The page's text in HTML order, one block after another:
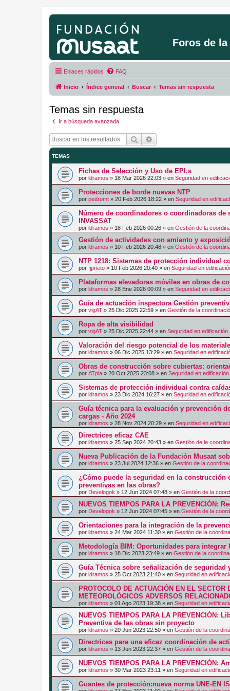
Foros de
Enlaces rápidos FAQ
Inicio Índice general Buscar Temas sin respuesta
Temas sin respuesta
Ir a búsqueda avanzada
Buscar
TEMAS
Fichas de Selección y Uso de EPI.s
por ldramos » 18 Mar 2026 22:03 » en Seguridad en
Protecciones de borde nuevas NTP
por pedromt » 20 Feb 2026 18:22 » en Seguridad en
Número de coordinadores o coordinadoras
INVASSAT
por ldramos » 18 Feb 2026 00:26 » en Gestión de la
Gestión de actividades con amianto y
por ldramos » 10 Feb 2026 20:48 » en Gestión de la
NTP 1218: Sistemas de protección individual
por fjprieto » 10 Feb 2026 20:40 » en Seguridad en
Plataformas elevadoras móviles en obras de
por ldramos » 28 Ene 2026 00:09 » en Seguridad en
Guía de actuación inspectora Gestión
por vigAT » 25 Dic 2025 22:59 » en Gestión de la
Ropa de alta visibilidad
por vigAT » 25 Dic 2025 22:44 » en Seguridad en edificación
Valoración del riesgo potencial de los
por ldramos » 06 Dic 2025 13:29 » en Seguridad en
Obras de construcción sobre cubiertas:
por ATpla » 20 Oct 2025 23:08 » en Seguridad en edificación
Sistemas de protección individual contra
por ldramos » 23 Dic 2024 16:27 » en Seguridad en
Guía técnica para la evaluación y prevención
cargas - Año 2024
por ldramos » 28 Nov 2024 20:29 » en Seguridad en
Directrices eficaz CAE
por ldramos » 25 Sep 2024 20:43 » en Gestión de la
Nueva Publicación de la Fundación Musaat
por ldramos » 23 Jul 2024 12:36 » en Gestión de la
¿Cómo puede la seguridad en la
preventivas en las obras?
por Develogok » 12 Jun 2024 07:48 » en Gestión de la
NUEVOS TIEMPOS PARA LA PREVENCIÓN:
por Develogok » 12 Jun 2024 07:45 » en Gestión de la
Orientaciones para la integración de la
por ldramos » 24 Mar 2024 11:30 » en Gestión de la
Metodología BIM: Oportunidades para
por ldramos » 18 Dic 2023 23:49 » en Gestión de la
Guía Técnica sobre señalización de seguridad
por ldramos » 25 Oct 2023 21:40 » en Seguridad en
PROTOCOLO DE ACTUACIÓN EN EL
METEOROLÓGICOS ADVERSOS
por ldramos » 01 Ago 2023 19:38 » en Seguridad en
NUEVOS TIEMPOS PARA LA PREVENCIÓN:
Preventiva de las obras sin proyecto
por ldramos » 20 Jun 2023 22:50 » en Gestión de la
Directrices para una eficaz coordinación de
por ldramos » 13 Jun 2023 22:37 » en Gestión de la
NUEVOS TIEMPOS PARA LA PREVENCIÓN:
por ldramos » 30 Mar 2023 23:11 » en Seguridad en
Guantes de protección:nueva norma UNE-EN